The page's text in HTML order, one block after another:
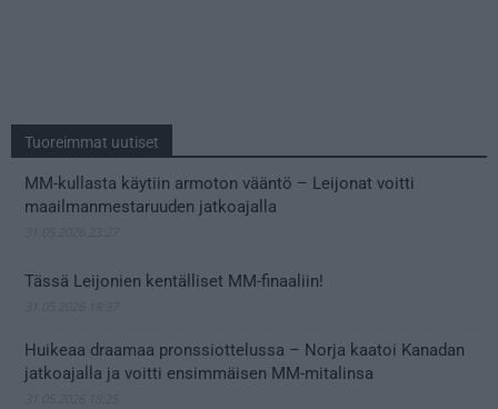
Tuoreimmat uutiset
MM-kullasta käytiin armoton vääntö – Leijonat voitti
maailmanmestaruuden jatkoajalla
Tässä Leijonien kentälliset MM-finaaliin!
Huikeaa draamaa pronssiottelussa – Norja kaatoi Kanadan
jatkoajalla ja voitti ensimmäisen MM-mitalinsa